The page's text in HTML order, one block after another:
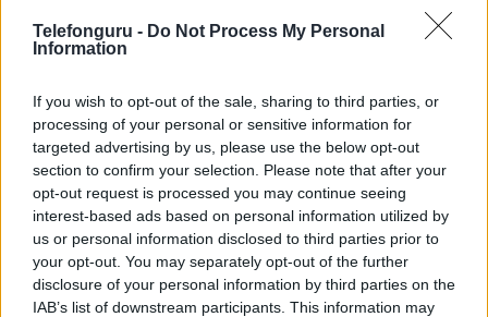
Telefonguru - Do Not Process My Personal
Information
If you wish to opt-out of the sale, sharing to third parties, or
processing of your personal or sensitive information for
targeted advertising by us, please use the below opt-out
section to confirm your selection. Please note that after your
opt-out request is processed you may continue seeing
interest-based ads based on personal information utilized by
us or personal information disclosed to third parties prior to
your opt-out. You may separately opt-out of the further
disclosure of your personal information by third parties on the
IAB’s list of downstream participants. This information may
A One UI 9 érkezése új mesterséges intelligencia-
funkciókat és továbbfejlesztett kezelőfelületet hoz,
iPhone 18 bemutató dátum - ekkor
rántja le a leplet az Apple az új
csúcsmobilokról
2026.06.29| Phone Arena
A szeptemberi eseményen az iPhone 18 Pro modellek
mellett a régóta pletykált hajlítható iPhone Ultra is
bemutatkozhat, miközben az áremelésekről szóló
találgatások továbbra is beárnyékolják a rajtot.